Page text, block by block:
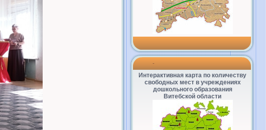
-
Интерактивная карта по количеству
свободных мест в учреждениях
дошкольного образования
Витебской области